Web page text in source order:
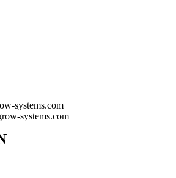
systems.com
systems.com